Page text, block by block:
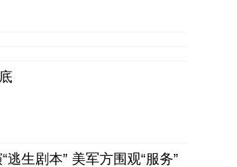
生剧本” 美军方围观“服务”